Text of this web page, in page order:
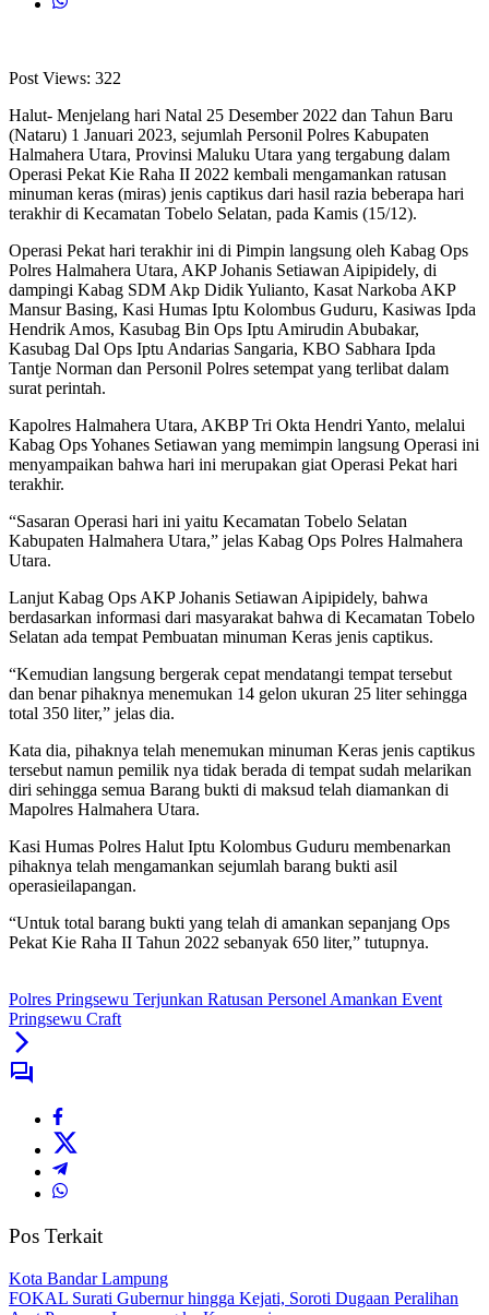
Post Views: 322
Halut- Menjelang hari Natal 25 Desember 2022 dan Tahun Baru
(Nataru) 1 Januari 2023, sejumlah Personil Polres Kabupaten
Halmahera Utara, Provinsi Maluku Utara yang tergabung dalam
Operasi Pekat Kie Raha II 2022 kembali mengamankan ratusan
minuman keras (miras) jenis captikus dari hasil razia beberapa hari
terakhir di Kecamatan Tobelo Selatan, pada Kamis (15/12).
Operasi Pekat hari terakhir ini di Pimpin langsung oleh Kabag Ops
Polres Halmahera Utara, AKP Johanis Setiawan Aipipidely, di
dampingi Kabag SDM Akp Didik Yulianto, Kasat Narkoba AKP
Mansur Basing, Kasi Humas Iptu Kolombus Guduru, Kasiwas Ipda
Hendrik Amos, Kasubag Bin Ops Iptu Amirudin Abubakar,
Kasubag Dal Ops Iptu Andarias Sangaria, KBO Sabhara Ipda
Tantje Norman dan Personil Polres setempat yang terlibat dalam
surat perintah.
Kapolres Halmahera Utara, AKBP Tri Okta Hendri Yanto, melalui
Kabag Ops Yohanes Setiawan yang memimpin langsung Operasi ini
menyampaikan bahwa hari ini merupakan giat Operasi Pekat hari
terakhir.
“Sasaran Operasi hari ini yaitu Kecamatan Tobelo Selatan
Kabupaten Halmahera Utara,” jelas Kabag Ops Polres Halmahera
Utara.
Lanjut Kabag Ops AKP Johanis Setiawan Aipipidely, bahwa
berdasarkan informasi dari masyarakat bahwa di Kecamatan Tobelo
Selatan ada tempat Pembuatan minuman Keras jenis captikus.
“Kemudian langsung bergerak cepat mendatangi tempat tersebut
dan benar pihaknya menemukan 14 gelon ukuran 25 liter sehingga
total 350 liter,” jelas dia.
Kata dia, pihaknya telah menemukan minuman Keras jenis captikus
tersebut namun pemilik nya tidak berada di tempat sudah melarikan
diri sehingga semua Barang bukti di maksud telah diamankan di
Mapolres Halmahera Utara.
Kasi Humas Polres Halut Iptu Kolombus Guduru membenarkan
pihaknya telah mengamankan sejumlah barang bukti asil
operasieilapangan.
“Untuk total barang bukti yang telah di amankan sepanjang Ops
Pekat Kie Raha II Tahun 2022 sebanyak 650 liter,” tutupnya.
Polres Pringsewu Terjunkan Ratusan Personel Amankan Event
Pringsewu Craft
Pos Terkait
Kota Bandar Lampung
FOKAL Surati Gubernur hingga Kejati, Soroti Dugaan Peralihan